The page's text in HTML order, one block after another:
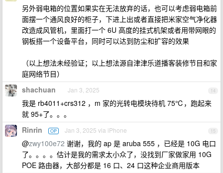
另外弱电箱的位置如果实在无法放弃的话，也可以考虑弱电箱前
面摆一个通风良好的柜子，下进上出或者直接把米家空气净化器
改造成风管机，里面打一个 6U 高度的挂式机架或者用带网眼的
钢板搭一个设备平台，同时可以达到防尘和扩容的效果
（以上想法未经验证；以上想法源自津津乐道播客装修节目和家
庭网络节目）
14
shachuan Jan 3, 2025
我是 rb4011+crs312 ，m 家的光转电模块待机 75℃，跑起来
就 95+了。。。
15
Rinrin OP Jan 3, 2025 via iPhone
@zwy100e72 谢谢，我的 ap 是 aruba 555 ，已经是 10G 电口
了。。。。估计是我的需求太小众了，没找到厂家做家用 10G
POE 路由器，大部分都是 16 口、24 口这种企业商用版本